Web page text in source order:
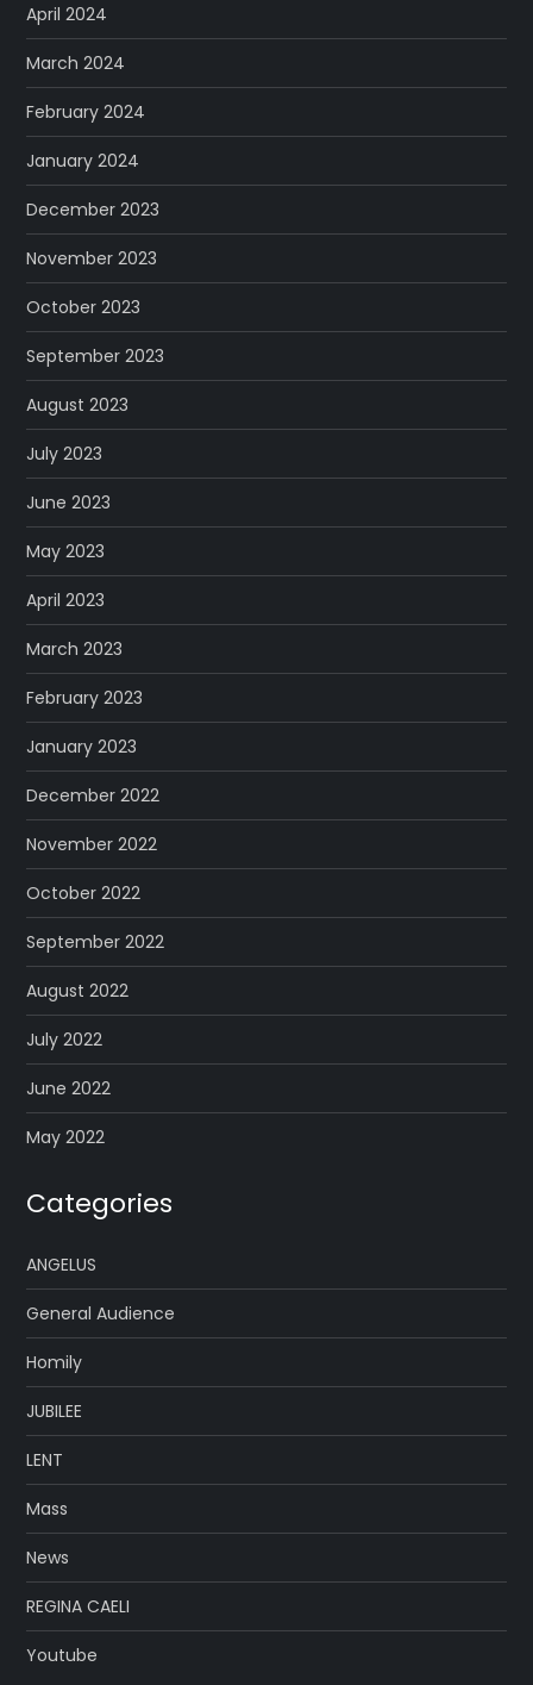
April 2024
March 2024
February 2024
January 2024
December 2023
November 2023
October 2023
September 2023
August 2023
July 2023
June 2023
May 2023
April 2023
March 2023
February 2023
January 2023
December 2022
November 2022
October 2022
September 2022
August 2022
July 2022
June 2022
May 2022
Categories
ANGELUS
General Audience
Homily
JUBILEE
LENT
Mass
News
REGINA CAELI
Youtube